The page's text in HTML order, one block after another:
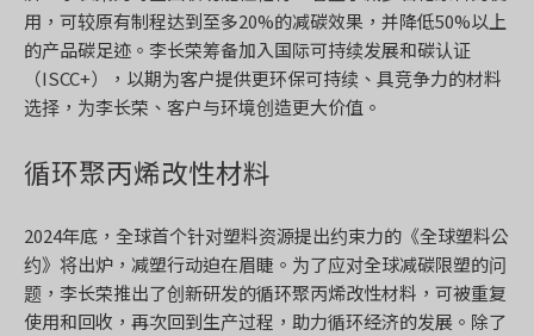
用，可较原有制程达到至多20%的减碳效果，并降低50%以上
的产品碳足迹。李长荣筹备加入国际可持续发展和碳认证
（ISCC+），以期为客户提供更环保可持续、具竞争力的材料
选择，为李长荣、客户与环境创造更大价值。
循环聚丙烯改性材料
2024年底，全球首个针对塑料资源提出约束力的《全球塑料公
约》将出炉，减塑行动迫在眉睫。为了应对全球减碳限塑的问
题，李长荣推出了创新研发的循环聚丙烯改性材料，可被重复
使用和回收，再次回到生产过程，助力循环经济的发展。除了